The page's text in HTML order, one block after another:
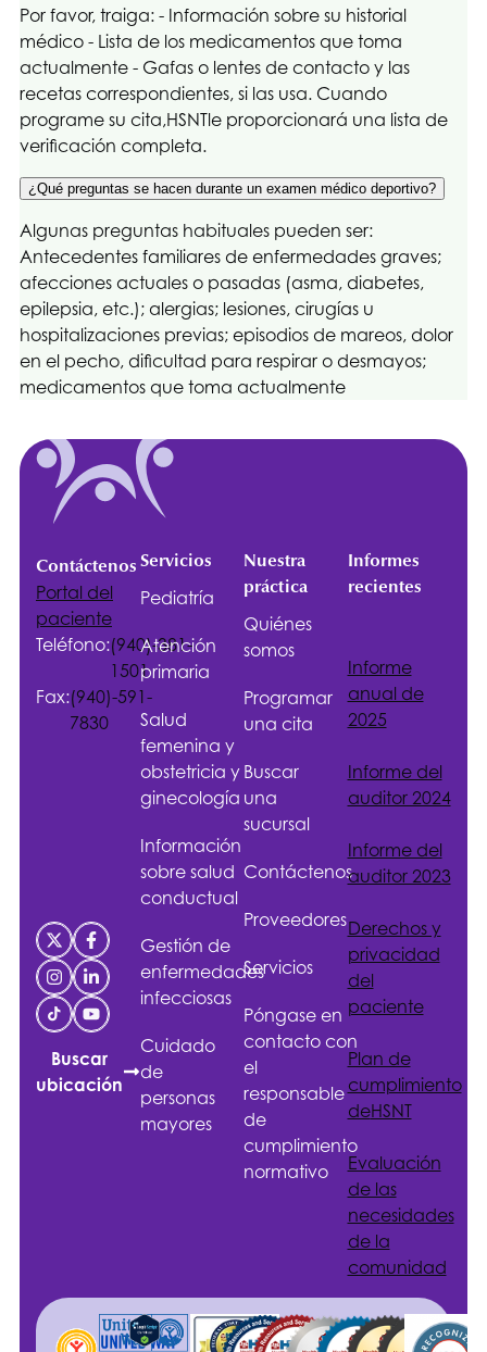
Por favor, traiga: - Información sobre su historial
médico - Lista de los medicamentos que toma
actualmente - Gafas o lentes de contacto y las
recetas correspondientes, si las usa. Cuando
programe su cita,HSNTle proporcionará una lista de
verificación completa.
¿Qué preguntas se hacen durante un examen médico deportivo?
Algunas preguntas habituales pueden ser:
Antecedentes familiares de enfermedades graves;
afecciones actuales o pasadas (asma, diabetes,
epilepsia, etc.); alergias; lesiones, cirugías u
hospitalizaciones previas; episodios de mareos, dolor
en el pecho, dificultad para respirar o desmayos;
medicamentos que toma actualmente
Contáctenos
Portal del
paciente
Teléfono:(940)-381-
1501
Fax:(940)-591-
7830
Buscar
ubicación
Servicios
Pediatría
Atención
primaria
Salud
femenina y
obstetricia y
ginecología
Información
sobre salud
conductual
Gestión de
enfermedades
infecciosas
Cuidado
de
personas
mayores
Nuestra
práctica
Quiénes
somos
Programar
una cita
Buscar
una
sucursal
Contáctenos
Proveedores
Servicios
Póngase en
contacto con
el
responsable
de
cumplimiento
normativo
Informes
recientes
Informe
anual de
2025
Informe del
auditor 2024
Informe del
auditor 2023
Derechos y
privacidad
del
paciente
Plan de
cumplimiento
deHSNT
Evaluación
de las
necesidades
de la
comunidad